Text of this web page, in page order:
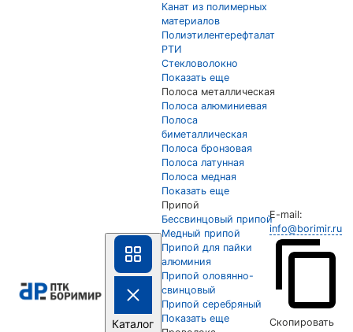
Каталог
Канат из полимерных
материалов
Полиэтилентерефталат
РТИ
Стекловолокно
Показать еще
Полоса металлическая
Полоса алюминиевая
Полоса
биметаллическая
Полоса бронзовая
Полоса латунная
Полоса медная
Показать еще
Припой
Бессвинцовый припой
Медный припой
Припой для пайки
алюминия
Припой оловянно-
свинцовый
Припой серебряный
Показать еще
E-mail:
info@borimir.ru
Скопировать